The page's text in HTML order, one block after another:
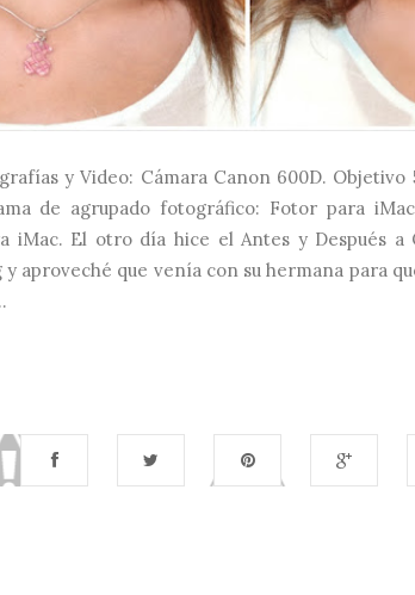
y Video: Cámara Canon 600D. Objetivo
de agrupado fotográfico: Fotor para
iMac. El otro día hice el Antes y Después a
y aproveché que venía con su hermana para